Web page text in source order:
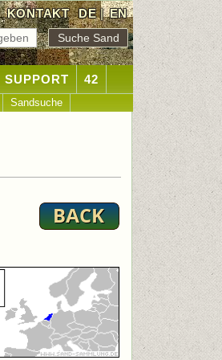
KONTAKT DE|EN
SUPPORT 42
Sandsuche